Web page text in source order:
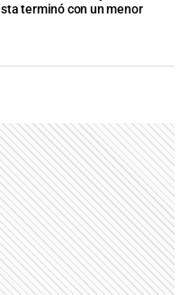
terminó con un menor